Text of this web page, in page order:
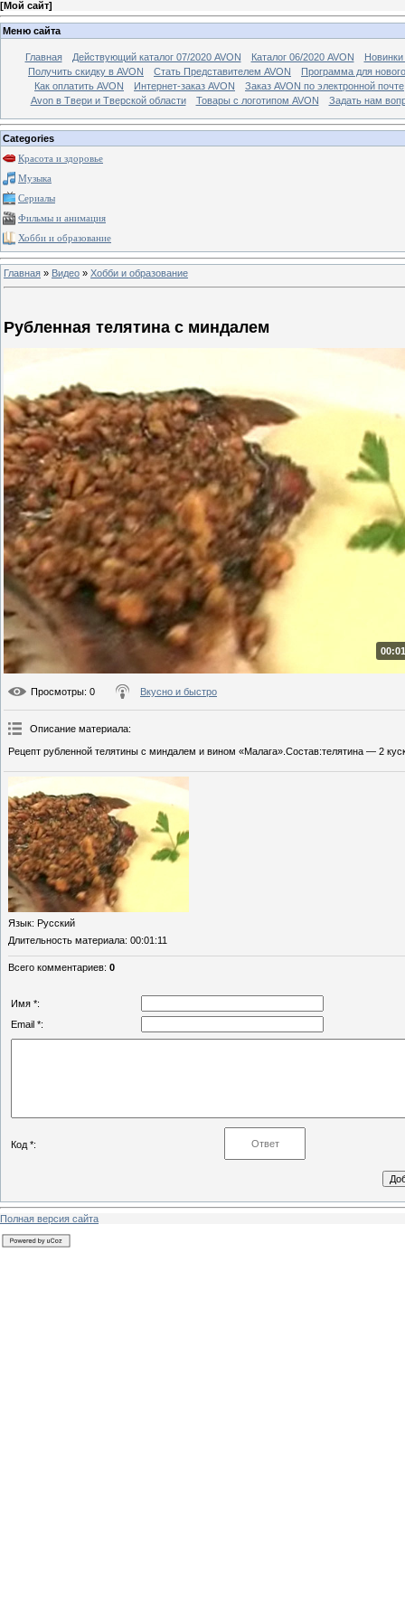
[Мой сайт]
Меню сайта
Главная Действующий каталог 07/2020 AVON Каталог 06/2020 AVON
Новинки
Получить скидку в AVON
Стать Представителем AVON
Программа для
Как оплатить AVON
Интернет-заказ AVON
Заказ AVON по электронной почте
Avon в Твери и Тверской области
Товары с логотипом AVON Задать нам
Categories
Красота и здоровье
Музыка
Сериалы
Фильмы и анимация
Хобби и образование
Главная » Видео » Хобби и образование
Рубленная телятина с миндалем
Просмотры: 0 Вкусно и быстро
Описание материала:
Рецепт рубленной телятины с миндалем и вином «Малага».Состав:телятина — 2
Язык: Русский
Длительность материала: 00:01:11
Всего комментариев: 0
Имя *:
Email *:
Код *:
Полная версия сайта